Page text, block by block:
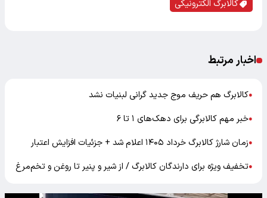
کالابرگ الکترونیکی
اخبار مرتبط
●کالابرگ هم حریف موج جدید گرانی لبنیات نشد
●خبر مهم کالابرگی برای دهک‌های ۱ تا ۶
●زمان شارژ کالابرگ خرداد ۱۴۰۵ اعلام شد + جزئیات افزایش اعتبار
●تخفیف ویژه برای دارندگان کالابرگ / از شیر و پنیر تا روغن و تخم‌مرغ